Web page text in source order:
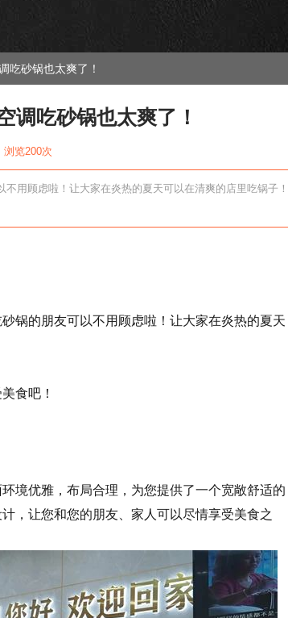
吃砂锅也太爽了！
调吃砂锅也太爽了！
浏览200次
用顾虑啦！让大家在炎热的夏天可以在清爽的店里吃锅子！
锅的朋友可以不用顾虑啦！让大家在炎热的夏天
食吧！
境优雅，布局合理，为您提供了一个宽敞舒适的
，让您和您的朋友、家人可以尽情享受美食之